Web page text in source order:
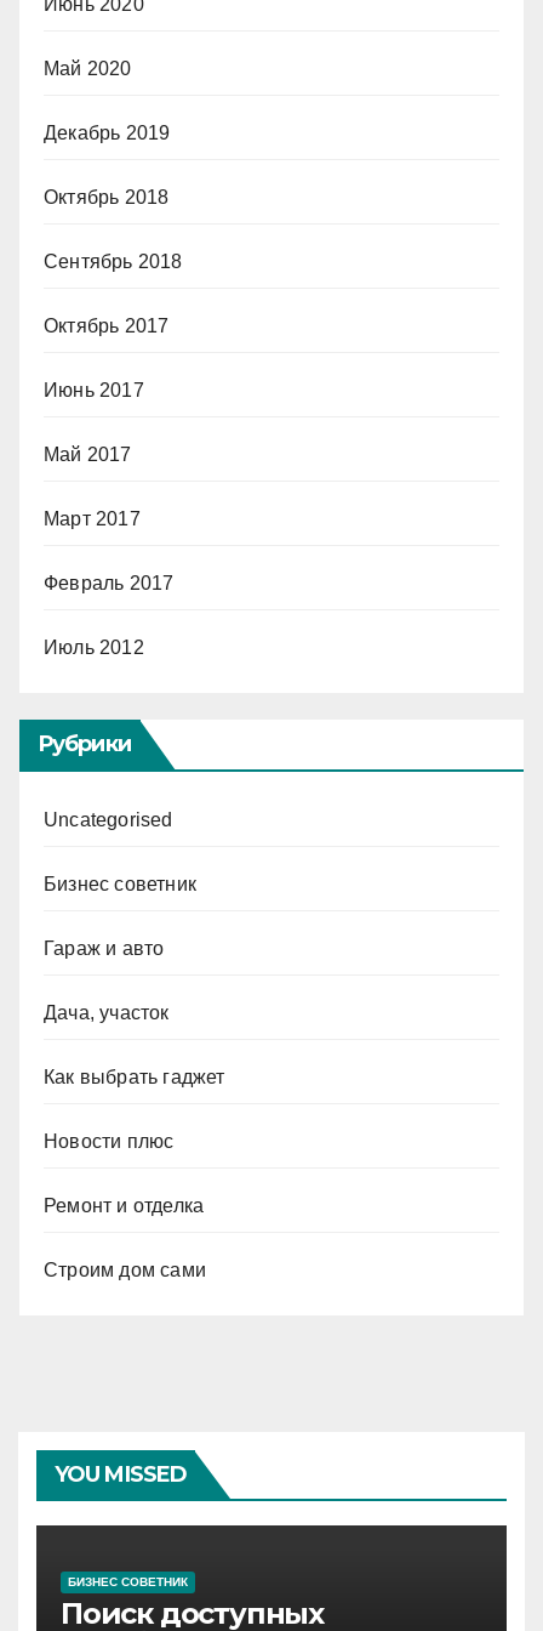
Май 2020
Декабрь 2019
Октябрь 2018
Сентябрь 2018
Октябрь 2017
Июнь 2017
Май 2017
Март 2017
Февраль 2017
Июль 2012
Рубрики
Uncategorised
Бизнес советник
Гараж и авто
Дача, участок
Как выбрать гаджет
Новости плюс
Ремонт и отделка
Строим дом сами
YOU MISSED
БИЗНЕС СОВЕТНИК
Поиск доступных